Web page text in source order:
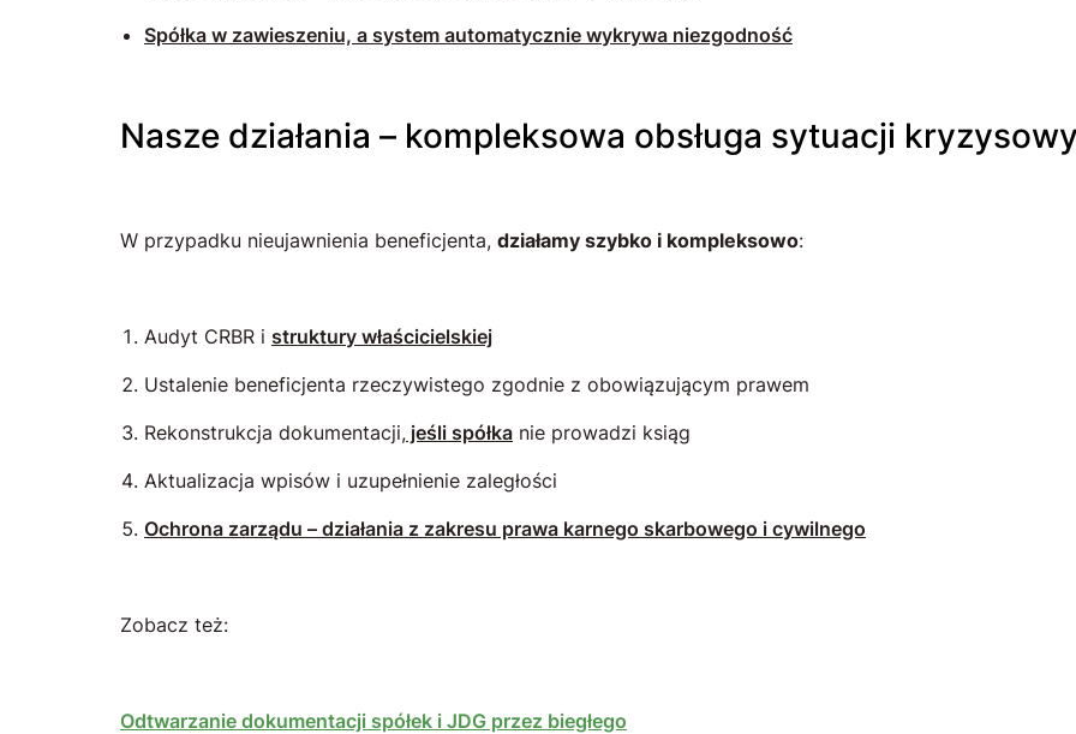
Spółka w zawieszeniu, a system automatycznie wykrywa niezgodność
Nasze działania – kompleksowa obsługa sytuacji
W przypadku nieujawnienia beneficjenta, działamy szybko i kompleksowo:
Audyt CRBR i struktury właścicielskiej
Ustalenie beneficjenta rzeczywistego zgodnie z obowiązującym prawem
Rekonstrukcja dokumentacji, jeśli spółka nie prowadzi ksiąg
Aktualizacja wpisów i uzupełnienie zaległości
Ochrona zarządu – działania z zakresu prawa karnego skarbowego i cywilnego
Zobacz też:
Odtwarzanie dokumentacji spółek i JDG przez biegłego